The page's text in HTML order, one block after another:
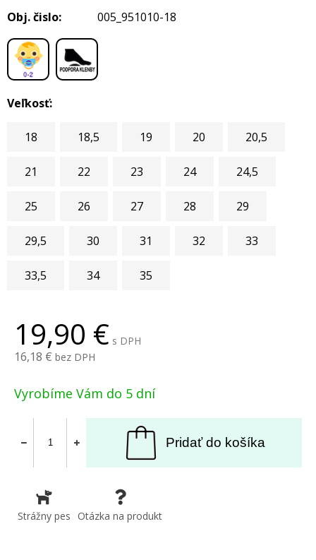
19,90 s DPH
16,18 bez DPH
Vyrobíme Vám do 5 dní
Pridať do košíka
Strážny pes Otázka na produkt
Obj. čislo:
005_951010-18
Veľkosť:
18 18,5 19 20 20,5
21 22 23 24 24,5
25 26 27 28 29
29,5 30 31 32 33
33,5 34 35